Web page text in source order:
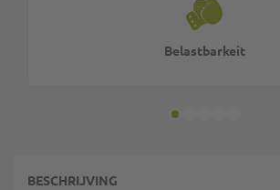
Belastbarkeit
BESCHRIJVING